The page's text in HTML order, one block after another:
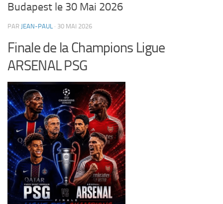
Budapest le 30 Mai 2026
PAR JEAN-PAUL · 30 MAI 2026
Finale de la Champions Ligue
ARSENAL PSG